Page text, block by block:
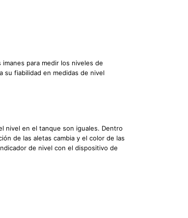
para medir los niveles de
su fiabilidad en medidas de nivel
nivel en el tanque son iguales. Dentro
de las aletas cambia y el color de las
de nivel con el dispositivo de